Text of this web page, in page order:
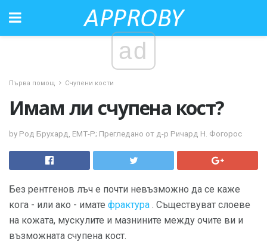
ad
Първа помощ Счупени кости
Имам ли счупена кост?
by Род Брухард, ЕМТ-Р; Прегледано от д-р Ричард Н. Фогорос
Без рентгенов лъч е почти невъзможно да се каже
кога - или ако - имате фрактура . Съществуват слоеве
на кожата, мускулите и мазнините между очите ви и
възможната счупена кост.